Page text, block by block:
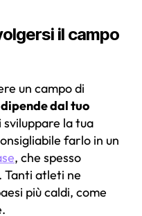
il campo
un campo di
dipende dal tuo
sviluppare la tua
farlo in un
, che spesso
Tanti atleti ne
più caldi, come